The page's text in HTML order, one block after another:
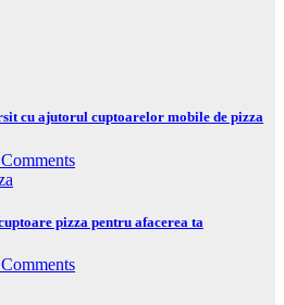
cu ajutorul cuptoarelor mobile de pizza
pizza pentru afacerea ta